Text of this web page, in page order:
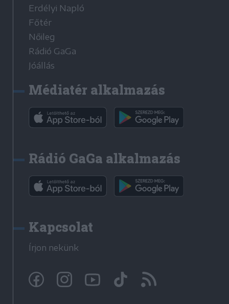
Erdélyi Napló
Főtér
Nőileg
Rádió GaGa
Jóállás
Médiatér alkalmazás
Rádió GaGa alkalmazás
Kapcsolat
Írjon nekünk